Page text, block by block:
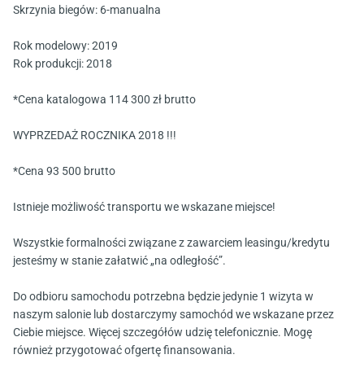
Skrzynia biegów: 6-manualna
Rok modelowy: 2019
Rok produkcji: 2018
*Cena katalogowa 114 300 zł brutto
WYPRZEDAŻ ROCZNIKA 2018 !!!
*Cena 93 500 brutto
Istnieje możliwość transportu we wskazane miejsce!
Wszystkie formalności związane z zawarciem leasingu/kredytu
jesteśmy w stanie załatwić „na odległość”.
Do odbioru samochodu potrzebna będzie jedynie 1 wizyta w
naszym salonie lub dostarczymy samochód we wskazane przez
Ciebie miejsce. Więcej szczegółów udzię telefonicznie. Mogę
również przygotować ofgertę finansowania.